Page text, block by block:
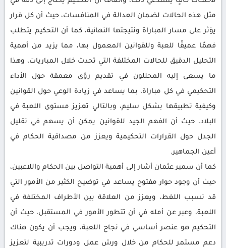
مثل هذه الحالات لضمان العدالة في المنافسات، حيث أن كل قرار
يؤثر على مسار المباراة ونتيجتها النهائية، كما أن التحكيم يتطلب
فهمًا عميقًا للعبة وللقوانين المعمول بها، مما يزيد من أهمية
التحليل الدقيق للحالات المختلفة التي تحدث خلال المباريات، وهذا
ما يسعى إليه المحللون في تقديم رؤى معمقة حول الأداء
التحكيمي في كل مباراة، بما يساعد في زيادة الوعي حول القوانين
وكيفية تطبيقها بشكل سليم، وبالتالي تعزيز مستوى اللعبة في
البلاد، حيث أن الفهم الجيد للقوانين يمكن أن يسهم في تقليل
الجدل حول القرارات التحكيمية ويعزز من مصداقية الحكام في
أعين الجماهير.
كما أن سمير عثمان أشار إلى أهمية التواصل بين الحكام واللاعبين،
حيث أن وجود حوار مفتوح يساعد في توضيح الكثير من الأمور التي
قد تسبب اللغط، ويعزز من العلاقة بين الأطراف المختلفة في
اللعبة، وعبر عن أمله في أن تتطور الأمور في المستقبل، حيث أن
التحكيم هو عنصر أساسي في نجاح اللعبة، ويجب أن يكون هناك
دعم مستمر للحكام من خلال ورش عمل ودورات تدريبية لتعزيز